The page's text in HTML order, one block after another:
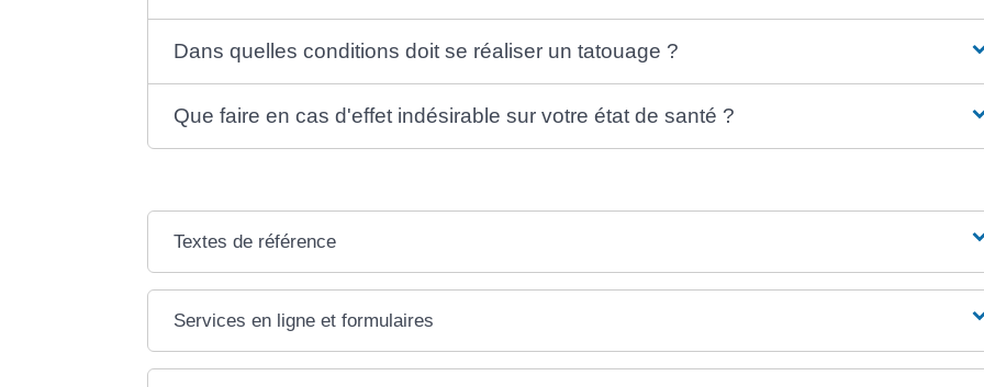
Dans quelles conditions doit se réaliser un tatouage ?
Que faire en cas d'effet indésirable sur votre état de santé ?
Textes de référence
Services en ligne et formulaires